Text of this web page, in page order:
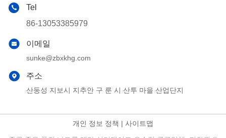
Tel
86-13053385979
이메일
sunke@zbxkhg.com
주소
산둥성 지보시 지추안 구 룬 시 산투 마을 산업단지
개인 정보 정책 | 사이트맵